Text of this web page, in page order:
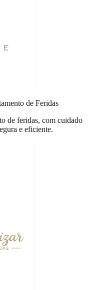
de Feridas
de feridas, com cuidado
e eficiente.